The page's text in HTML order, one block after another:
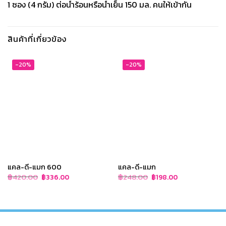
1 ซอง (4 กรัม) ต่อน้ำร้อนหรือน้ำเย็น 150 มล. คนให้เข้ากัน
สินค้าที่เกี่ยวข้อง
-20%
แคล-ดี-แมก 600
฿420.00 Original
price
฿336.00Current
price
-20%
แคล-ดี-แมก
฿248.00 Original
price
฿198.00Current
price